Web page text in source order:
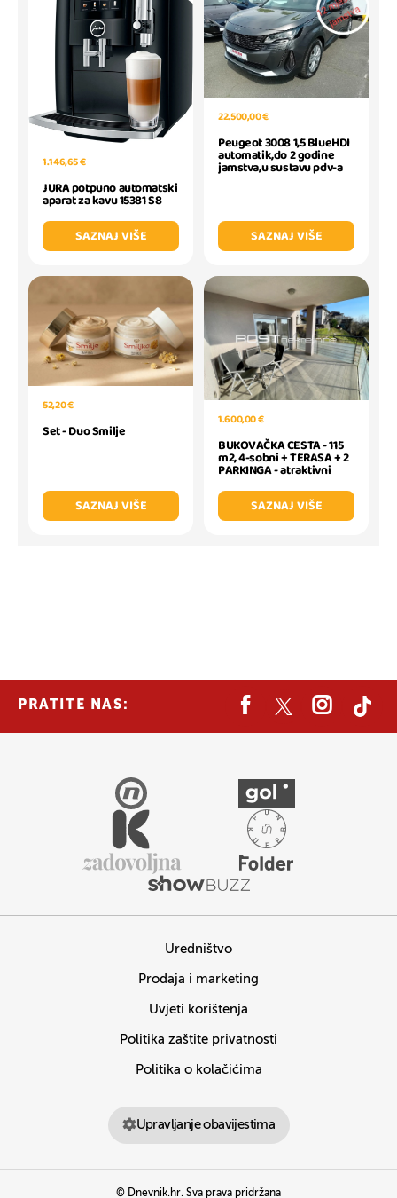
1.146,65 €
JURA potpuno automatski
aparat za kavu 15381 S8
SAZNAJ VIŠE
22.500,00 €
Peugeot 3008 1,5 BlueHDI
automatik,do 2 godine
jamstva,u sustavu pdv-a
SAZNAJ VIŠE
52,20 €
Set - Duo Smilje
SAZNAJ VIŠE
1.600,00 €
BUKOVAČKA CESTA - 115
m2, 4-sobni + TERASA + 2
PARKINGA - atraktivni
SAZNAJ VIŠE
PRATITE NAS:
Uredništvo
Prodaja i marketing
Uvjeti korištenja
Politika zaštite privatnosti
Politika o kolačićima
Upravljanje obavijestima
© Dnevnik.hr. Sva prava pridržana